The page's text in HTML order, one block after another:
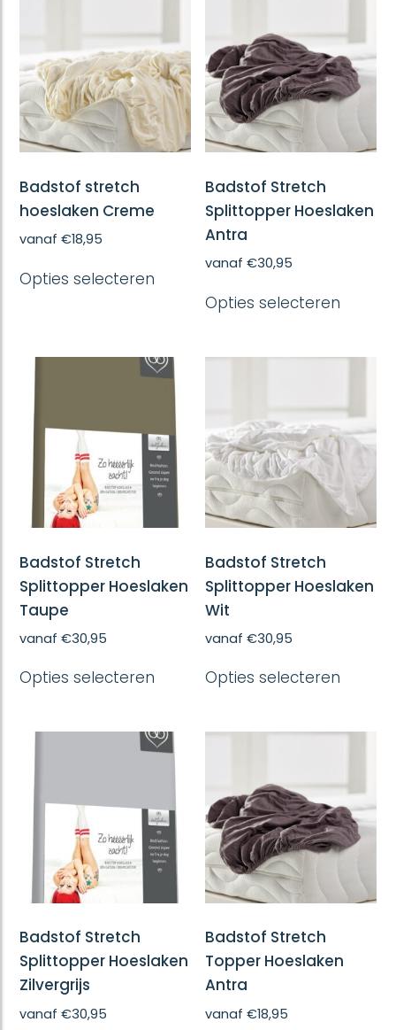
kan
gekozen
worden
op
de
productpagina
kan
op
de
Badstof stretch
hoeslaken Creme
vanaf€18,95
Opties selecteren
meerdere
optie
kan
gekozen
worden
op
de
productpagina
Badstof Stretch
Splittopper Hoeslaken
Antra
vanaf€30,95
Opties selecteren
kan
op
Badstof Stretch
Splittopper Hoeslaken
Taupe
vanaf€30,95
Opties selecteren product
variaties.
Deze
gekozen
worden
op
de
productpagina
Badstof Stretch
Splittopper Hoeslaken
Wit
vanaf€30,95
Opties selecteren
kan
op
de
Badstof Stretch
Splittopper Hoeslaken
Zilvergrijs
vanaf€30,95
Badstof Stretch
Topper Hoeslaken
Antra
vanaf€18,95